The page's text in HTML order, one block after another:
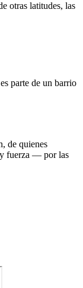
otras latitudes, las
parte de un barrio
de quienes
y fuerza — por las